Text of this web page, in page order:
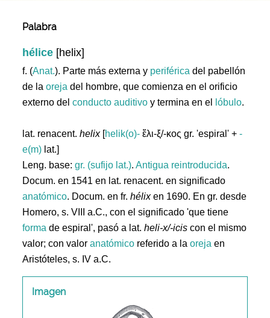
Palabra
hélice [helix]
f. (Anat.). Parte más externa y periférica del pabellón
de laoreja del hombre, que comienza en el orificio
externo delconducto auditivo y termina en el lóbulo.
lat. renacent.helix[helik(o)- ἕλι-ξ/-κος gr. 'espiral' +-
e(m) lat.]
Leng. base:gr. (sufijo lat.).Antigua reintroducida.
Docum. en 1541 en lat. renacent. en significado
anatómico. Docum. en fr.hélixen 1690. En gr. desde
Homero, s. VIII a.C., con el significado 'que tiene
forma de espiral', pasó a lat.heli-x/-icis con el mismo
valor; con valoranatómico referido a laoreja en
Aristóteles, s. IV a.C.
Imagen